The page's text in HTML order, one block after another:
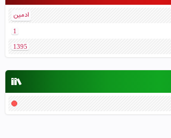
ادمین
1
1395